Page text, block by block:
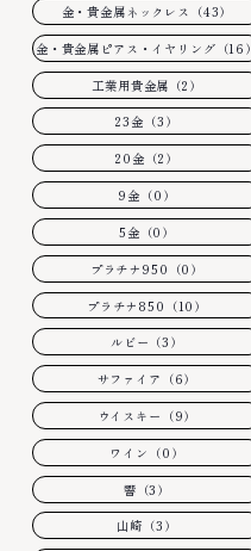
金・貴金属ネックレス（43）
金・貴金属ピアス・イヤリング（16）
工業用貴金属（2）
23金（3）
20金（2）
9金（0）
5金（0）
プラチナ950（0）
プラチナ850（10）
ルビー（3）
サファイア（6）
ウイスキー（9）
ワイン（0）
響（3）
山崎（3）